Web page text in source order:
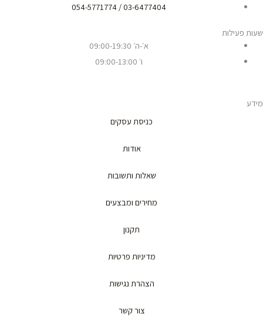
03-6477404 / 054-5771774
שעות פעילות
א׳-ה׳ 09:00-19:30
ו׳ 09:00-13:00
מידע
כניסת עסקים
אודות
שאלות ותשובות
מחירים ומבצעים
תקנון
מדיניות פרטיות
הצהרת נגישות
צור קשר